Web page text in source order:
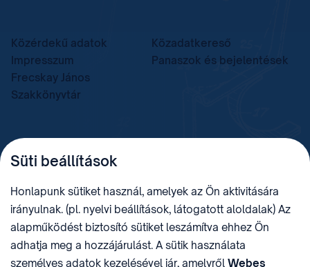
Közérdekű adatok
Közadatkereső
Impresszum
Panaszok és bejelentések
Frecskay János
Szakkönyvtár
TELEFON
+36 (1) 312 4400
sztnh@hipo.gov.hu 15311746-2-42
CÍM
1081 Budapest II. János
Pál pápa tér 7.
HIVATAL RÖVID NEVE
SZTNHOPS, KRID:
174434905
KÖZÖSSÉGI MÉDIA
Süti beállítások
Honlapunk sütiket használ, amelyek az Ön aktivitására
irányulnak. (pl. nyelvi beállítások, látogatott aloldalak) Az
alapműködést biztosító sütiket leszámítva ehhez Ön
adhatja meg a hozzájárulást. A sütik használata
személyes adatok kezelésével jár, amelyről Webes